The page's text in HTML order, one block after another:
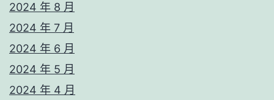
2024 年 8 月
2024 年 7 月
2024 年 6 月
2024 年 5 月
2024 年 4 月